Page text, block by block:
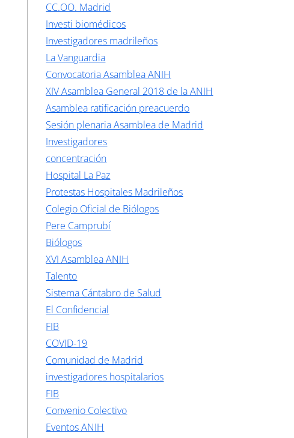
CC.OO. Madrid
Investi biomédicos
Investigadores madrileños
La Vanguardia
Convocatoria Asamblea ANIH
XIV Asamblea General 2018 de la ANIH
Asamblea ratificación preacuerdo
Sesión plenaria Asamblea de Madrid
Investigadores
concentración
Hospital La Paz
Protestas Hospitales Madrileños
Colegio Oficial de Biólogos
Pere Camprubí
Biólogos
XVI Asamblea ANIH
Talento
Sistema Cántabro de Salud
El Confidencial
FIB
COVID-19
Comunidad de Madrid
investigadores hospitalarios
FIB
Convenio Colectivo
Eventos ANIH